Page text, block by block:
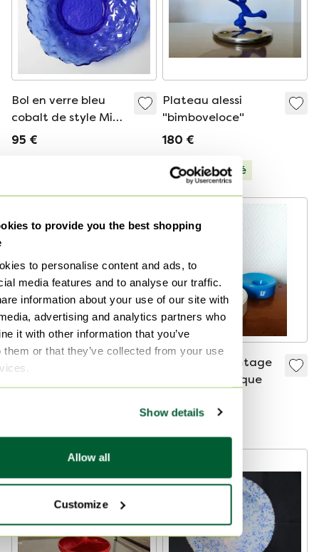
to provide you the best shopping
to personalise content and ads, to
media features and to analyse our traffic.
information about your use of our site with
advertising and analytics partners who
it with other information that you’ve
them or that they’ve collected from your use
Show details
Allow all
Customize
Bol en verre bleu
cobalt de style Mid-
Century par Uno
95 €
Plateau alessi
"bimboveloce"
180 €
Sélectionné
Coquetiers vintage
1970 en plastique